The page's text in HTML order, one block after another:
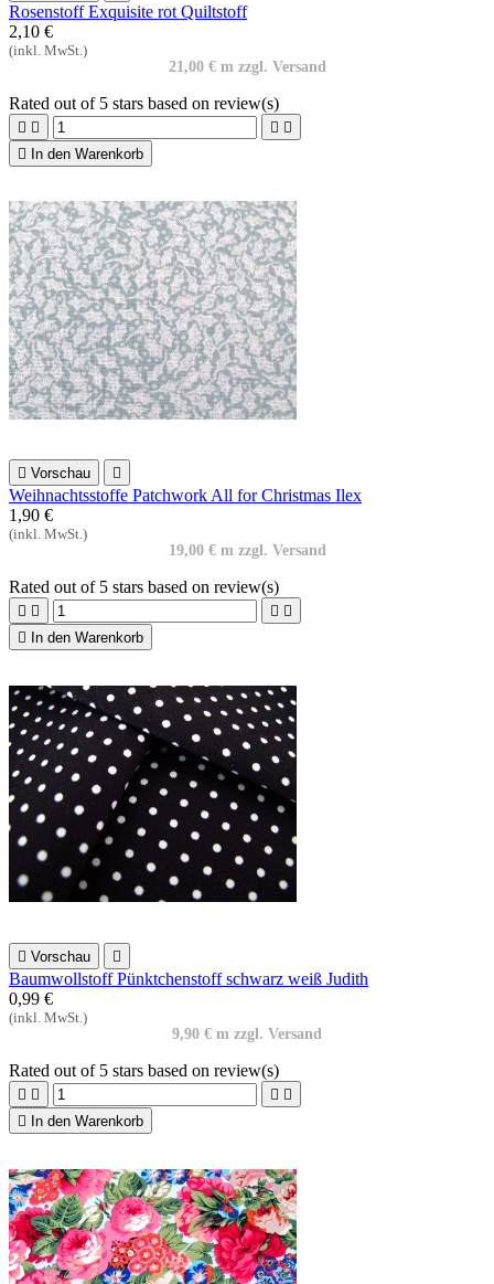
Rosenstoff Exquisite rot Quiltstoff
2,10 €
(inkl. MwSt.)
21,00 € m zzgl. Versand
Rated out of 5 stars based on review(s)
   

In den Warenkorb
 Vorschau 
Weihnachtsstoffe Patchwork All for Christmas Ilex
1,90 €
(inkl. MwSt.)
19,00 € m zzgl. Versand
Rated out of 5 stars based on review(s)
   

In den Warenkorb
 Vorschau 
Baumwollstoff Pünktchenstoff schwarz weiß Judith
0,99 €
(inkl. MwSt.)
9,90 € m zzgl. Versand
Rated out of 5 stars based on review(s)
   

In den Warenkorb